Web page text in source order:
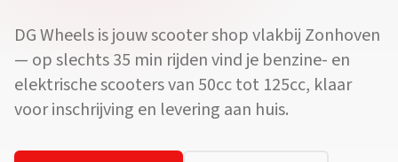
DG Wheels is jouw scooter shop vlakbij Zonhoven
— op slechts 35 min rijden vind je benzine- en
elektrische scooters van 50cc tot 125cc, klaar
voor inschrijving en levering aan huis.